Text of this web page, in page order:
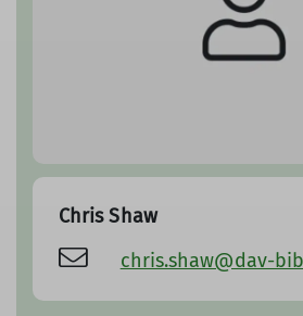
Chris Shaw
chris.shaw@dav-